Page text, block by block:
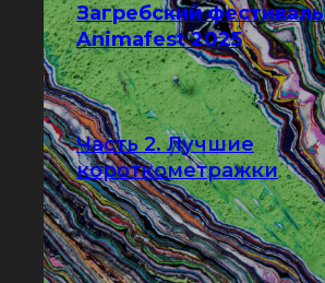
Загребский фестиваль
Animafest 2025
Часть 2. Лучшие
короткометражки